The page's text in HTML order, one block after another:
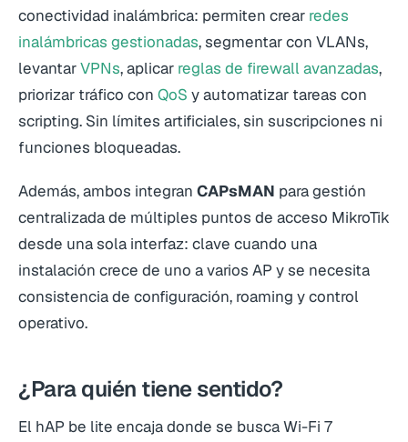
conectividad inalámbrica: permiten crear redes
inalámbricas gestionadas, segmentar con VLANs,
levantarVPNs, aplicar reglas de firewall avanzadas,
priorizar tráfico con QoS y automatizar tareas con
scripting. Sin límites artificiales, sin suscripciones ni
funciones bloqueadas.
Además, ambos integran CAPsMAN para gestión
centralizada de múltiples puntos de acceso MikroTik
desde una sola interfaz: clave cuando una
instalación crece de uno a varios AP y se necesita
consistencia de configuración, roaming y control
operativo.
¿Para quién tiene sentido?
El hAP be lite encaja donde se busca Wi-Fi 7